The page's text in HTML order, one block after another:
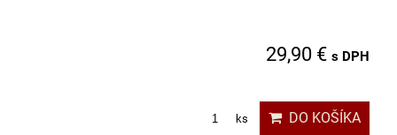
29,90 € s DPH
ks DO KOŠÍKA